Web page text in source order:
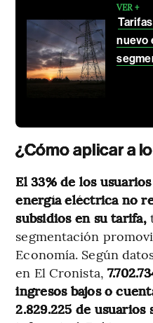
VER +
nuevo
¿Cómo aplicar a
El 33% de los
energía eléctrica no
subsidios en su tarifa,
segmentación
Economía. Según
en El Cronista,
ingresos bajos o
2.829.225 de